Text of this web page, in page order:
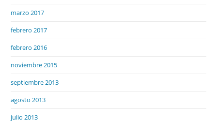
marzo 2017
febrero 2017
febrero 2016
noviembre 2015
septiembre 2013
agosto 2013
julio 2013